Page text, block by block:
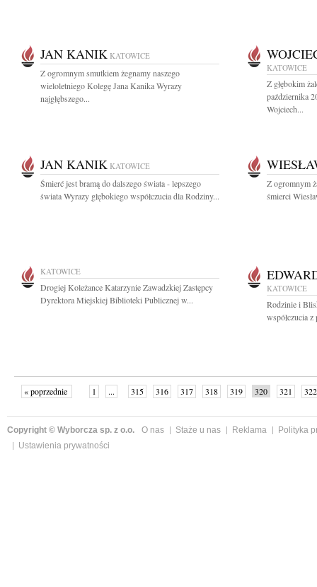
JAN KANIK KATOWICE
Z ogromnym smutkiem żegnamy naszego
wieloletniego Kolegę Jana Kanika Wyrazy
najgłębszego...
KATOWICE
Z głębokim
października
Wojciech...
JAN KANIK KATOWICE
Śmierć jest bramą do dalszego świata - lepszego
świata Wyrazy głębokiego współczucia dla Rodziny...
Z ogromnym
śmierci
KATOWICE
Drogiej Koleżance Katarzynie Zawadzkiej Zastępcy
Dyrektora Miejskiej Biblioteki Publicznej w...
KATOWICE
Rodzinie i
współczucia
« poprzednie 1 ... 315 316 317 318 319 320 321
322
Copyright © Wyborcza sp. z o.o. O nas Staże u nas Reklama
Polityka
Ustawienia prywatności